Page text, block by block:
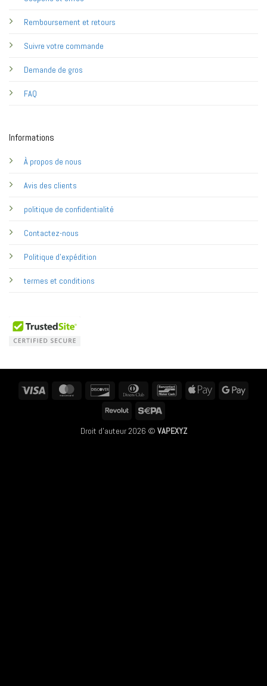
Remboursement et retours
Suivre votre commande
Demande de gros
FAQ
Informations
À propos de nous
Avis des clients
politique de confidentialité
Contactez-nous
Politique d'expédition
termes et conditions
MasterCard Discover
Dinners
BancontactApple
Revolut
Droit d'auteur 2026 © VAPEXYZ